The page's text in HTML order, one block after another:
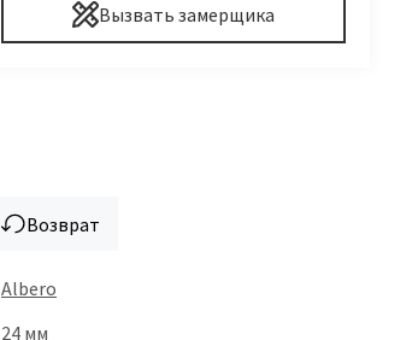
Вызвать замерщика
Возврат
Albero
24 мм